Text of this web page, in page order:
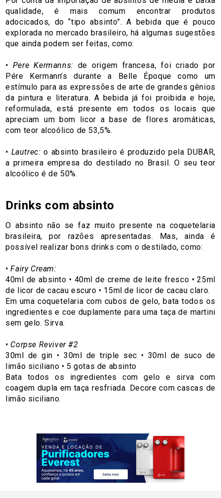
qualidade, é mais comum encontrar produtos
adocicados, do “tipo absinto”. A bebida que é pouco
explorada no mercado brasileiro, há algumas sugestões
que ainda podem ser feitas, como:
• Pere Kermanns: de origem francesa, foi criado por
Pére Kermann’s durante a Belle Époque como um
estímulo para as expressões de arte de grandes gênios
da pintura e literatura. A bebida já foi proibida e hoje,
reformulada, está presente em todos os locais que
apreciam um bom licor a base de flores aromáticas,
com teor alcoólico de 53,5%.
• Lautrec: o absinto brasileiro é produzido pela DUBAR,
a primeira empresa do destilado no Brasil. O seu teor
alcoólico é de 50%.
Drinks com absinto
O absinto não se faz muito presente na coquetelaria
brasileira, por razões apresentadas. Mas, ainda é
possível realizar bons drinks com o destilado, como:
• Fairy Cream:
40ml de absinto • 40ml de creme de leite fresco • 25ml
de licor de cacau escuro • 15ml de licor de cacau claro.
Em uma coquetelaria com cubos de gelo, bata todos os
ingredientes e coe duplamente para uma taça de martini
sem gelo. Sirva.
• Corpse Reviver #2
30ml de gin • 30ml de triple sec • 30ml de suco de
limão siciliano • 5 gotas de absinto
Bata todos os ingredientes com gelo e sirva com
coagem dupla em taça resfriada. Decore com cascas de
limão siciliano.